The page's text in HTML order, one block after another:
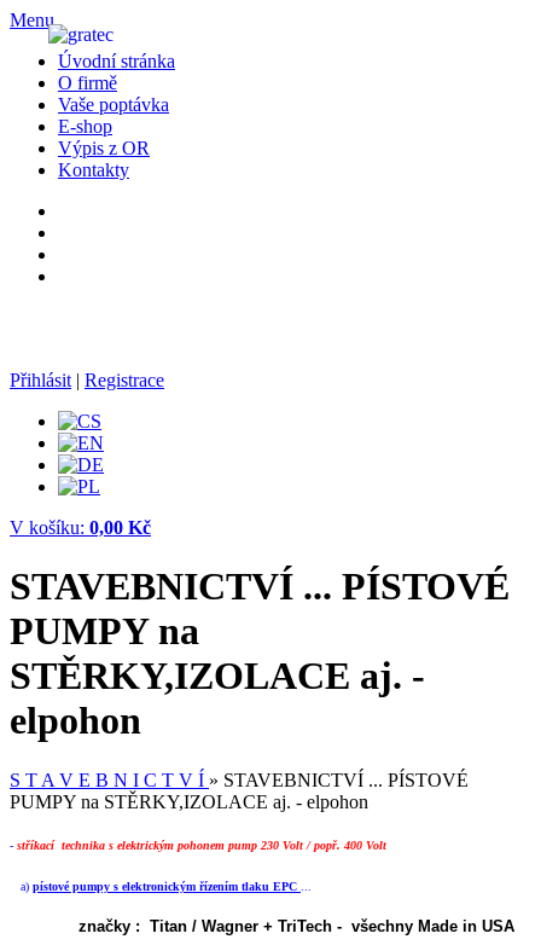
Menu
Úvodní stránka
O firmě
Vaše poptávka
E-shop
Výpis z OR
Kontakty
Přihlásit | Registrace
V košíku: 0,00 Kč
STAVEBNICTVÍ ... PÍSTOVÉ
PUMPY na
STĚRKY,IZOLACE aj. -
elpohon
S T A V E B N I C T V Í » STAVEBNICTVÍ ... PÍSTOVÉ
PUMPY na STĚRKY,IZOLACE aj. - elpohon
- stříkací technika s elektrickým pohonem pump 230 Volt / popř. 400 Volt
a) pístové pumpy s elektronickým řízením tlaku EPC
značky : Titan / Wagner + TriTech - všechny Made in USA